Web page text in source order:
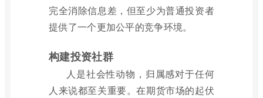
完全消除信息差，但至少为普通投资者
提供了一个更加公平的竞争环境。
构建投资社群
人是社会性动物，归属感对于任何
人来说都至关重要。在期货市场的起伏